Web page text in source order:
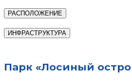
РАСПОЛОЖЕНИЕ
ИНФРАСТРУКТУРА
Парк «Лосиный